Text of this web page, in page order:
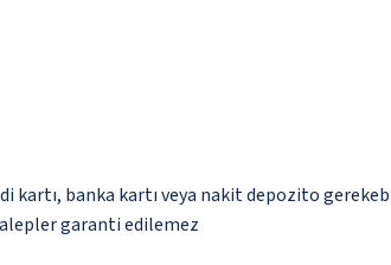
kartı, banka kartı veya nakit depozito
garanti edilemez